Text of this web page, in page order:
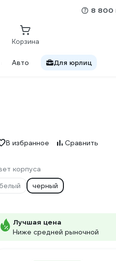
8 800
Корзина
Авто Для юрлиц
В избранное Сравнить
корпуса
черный
Лучшая цена
Ниже средней рыночной